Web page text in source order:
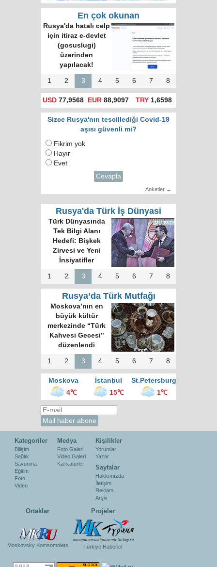
En çok okunan
Rusya'da hatalı celp
için itiraz e-devlet
(gosuslugi)
üzerinden
yapılacak!
1 2 3 4 5 6 7 8
USD 77,9568 EUR 88,9097 TRY1,6598
Sizce Rusya'nın tescillediği Covid-19
aşısı güvenli mi?
Fikrim yok
Hayır
Evet
Cevapla
Anketler →
Rusya'da Türk İş Dünyasi
Türk Dünyasında
Tek Bilgi Alanı
Hedefi: Bişkek
Zirvesi ve Yeni
İnsiyatifler
1 2 3 4 5 6 7 8
Rusya’da Türk Mutfağı
Moskova’nın en
büyük kültür
merkezinde “Türk
Kahvesi Gecesi”
düzenlendi
1 2 3 4 5 6 7 8
Moskova İstanbul
St.Petersburg
4℃
15℃ 1℃
Kategoriler
Bilişim
Sağlık
Savunma
Eğitim
Foto
Video
Medya
Foto Galeri
Video Galeri
Karikatürler
Kişilikler
Yorumlar
Yazar
Sayfalar
Hakkımızda
İletişim
Reklam
Arşiv
Ortaklar
Moskovsky Komsomolets
Projeler
Türkiye Haberler